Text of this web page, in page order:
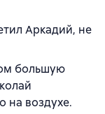
Аркадий, не
большую
на воздухе.